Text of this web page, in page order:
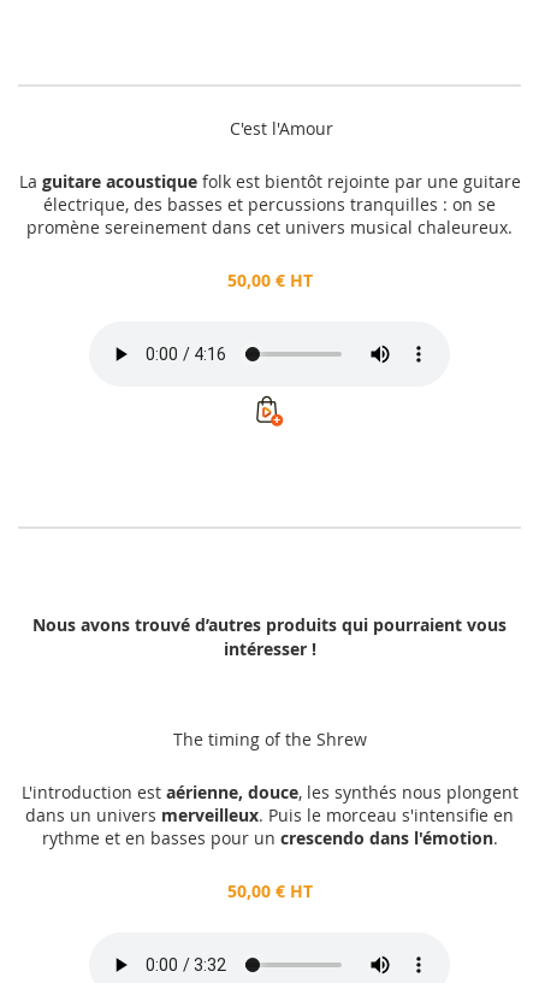
C'est l'Amour
La guitare acoustiquefolk est bientôt rejointe par une guitare
électrique, des basses et percussions tranquilles : on se
promène sereinement dans cet univers musical chaleureux.
50,00 € HT
Nous avons trouvé d’autres produits qui pourraient vous
intéresser !
The timing of the Shrew
L'introduction est aérienne, douce, les synthés nous plongent
dans un univers merveilleux. Puis le morceau s'intensifie en
rythme et en basses pour un crescendo dans l'émotion.
50,00 € HT